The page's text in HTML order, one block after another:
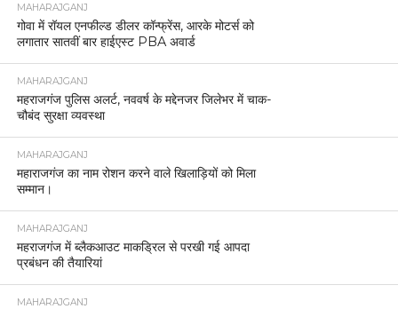
MAHARAJGANJ
गोवा में रॉयल एनफील्ड डीलर कॉन्फ्रेंस, आरके मोटर्स को
लगातार सातवीं बार हाईएस्ट PBA अवार्ड
MAHARAJGANJ
महराजगंज पुलिस अलर्ट, नववर्ष के मद्देनजर जिलेभर में चाक-
चौबंद सुरक्षा व्यवस्था
MAHARAJGANJ
महाराजगंज का नाम रोशन करने वाले खिलाड़ियों को मिला
सम्मान।
MAHARAJGANJ
महराजगंज में ब्लैकआउट माकड्रिल से परखी गई आपदा
प्रबंधन की तैयारियां
MAHARAJGANJ